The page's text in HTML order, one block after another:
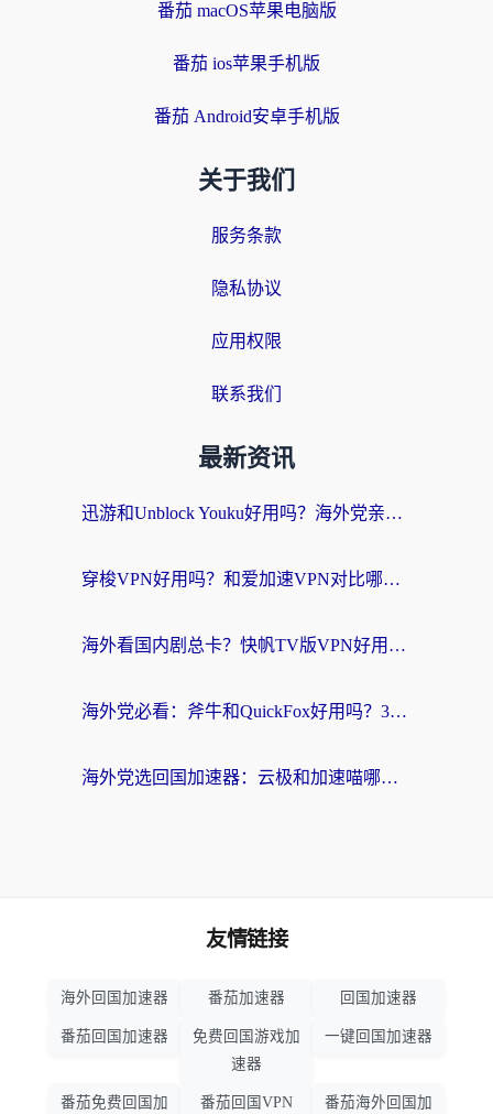
番茄 macOS苹果电脑版
番茄 ios苹果手机版
番茄 Android安卓手机版
关于我们
服务条款
隐私协议
应用权限
联系我们
最新资讯
迅游和Unblock Youku好用吗？海外党亲测：3个维度教你选对回国加速器
穿梭VPN好用吗？和爱加速VPN对比哪个回国效果更好？海外党必看的实用指南
海外看国内剧总卡？快帆TV版VPN好用吗？和海牛VPN对比哪个回国效果更好？
海外党必看：斧牛和QuickFox好用吗？3步选对回国加速器，无缝刷国内剧玩游戏
海外党选回国加速器：云极和加速喵哪个好？附3款热门工具实测对比
友情链接
海外回国加速器 番茄加速器 回国加速器
番茄回国加速器
免费回国游戏加
速器
一键回国加速器
番茄免费回国加 番茄回国VPN 番茄海外回国加